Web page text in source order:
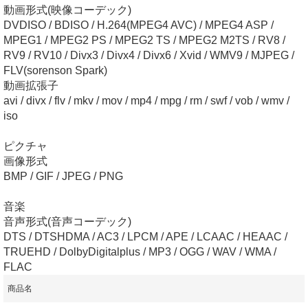
動画形式(映像コーデック)
DVDISO / BDISO / H.264(MPEG4 AVC) / MPEG4 ASP /
MPEG1 / MPEG2 PS / MPEG2 TS / MPEG2 M2TS / RV8 /
RV9 / RV10 / Divx3 / Divx4 / Divx6 / Xvid / WMV9 / MJPEG /
FLV(sorenson Spark)
動画拡張子
avi / divx / flv / mkv / mov / mp4 / mpg / rm / swf / vob / wmv /
iso
ピクチャ
画像形式
BMP / GIF / JPEG / PNG
音楽
音声形式(音声コーデック)
DTS / DTSHDMA / AC3 / LPCM / APE / LCAAC / HEAAC /
TRUEHD / DolbyDigitalplus / MP3 / OGG / WAV / WMA /
FLAC
商品名